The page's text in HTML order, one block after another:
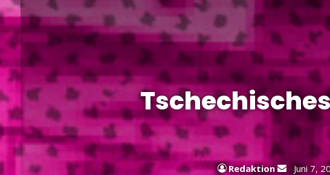
Redaktion
Sende
Juni 7,